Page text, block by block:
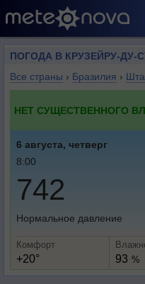
ПОГОДА В КРУЗЕЙРУ-ДУ-
Все страны › Бразилия ›
НЕТ СУЩЕСТВЕННОГО
6 августа, четверг
8:00
742
Нормальное давление
Комфорт
+20° 93 %